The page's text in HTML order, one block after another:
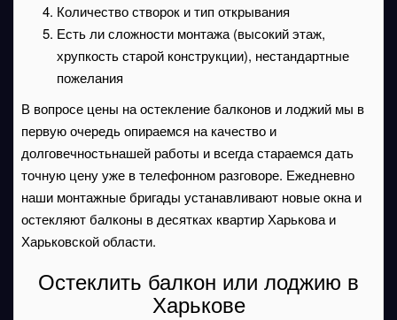
Количество створок и тип открывания
Есть ли сложности монтажа (высокий этаж,
хрупкость старой конструкции), нестандартные
пожелания
В вопросе цены на остекление балконов и лоджий мы в
первую очередь опираемся на качество и
долговечностьнашей работы и всегда стараемся дать
точную цену уже в телефонном разговоре. Ежедневно
наши монтажные бригады устанавливают новые окна и
остекляют балконы в десятках квартир Харькова и
Харьковской области.
Остеклить балкон или лоджию в
Харькове